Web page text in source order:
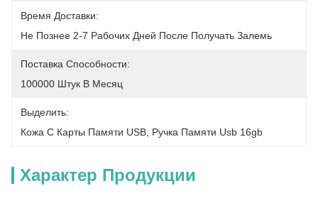
Время Доставки:
Не Познее 2-7 Рабочих Дней После Получать Залемь
Поставка Способности:
100000 Штук В Месяц
Выделить:
Кожа С Карты Памяти USB Ручка Памяти Usb 16gb
Характер Продукции